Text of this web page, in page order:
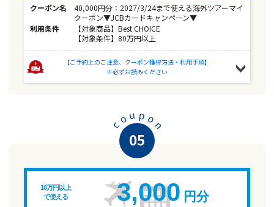
クーポン名
40,000円分：2027/3/24まで使える海外ツアーマイ
クーポン▼JCBカードキャンペーン▼
利用条件
【対象商品】Best CHOICE
【対象条件】80万円以上
【ご予約上のご注意、クーポン獲得方法・利用手順】
※必ずお読みください
cou p on
05
10万円以上
で使える
3,000 円分